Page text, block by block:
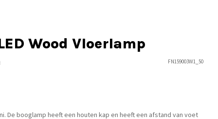
Wood Vloerlamp
FN159003W1_50
De booglamp heeft een houten kap en heeft een afstand van voet